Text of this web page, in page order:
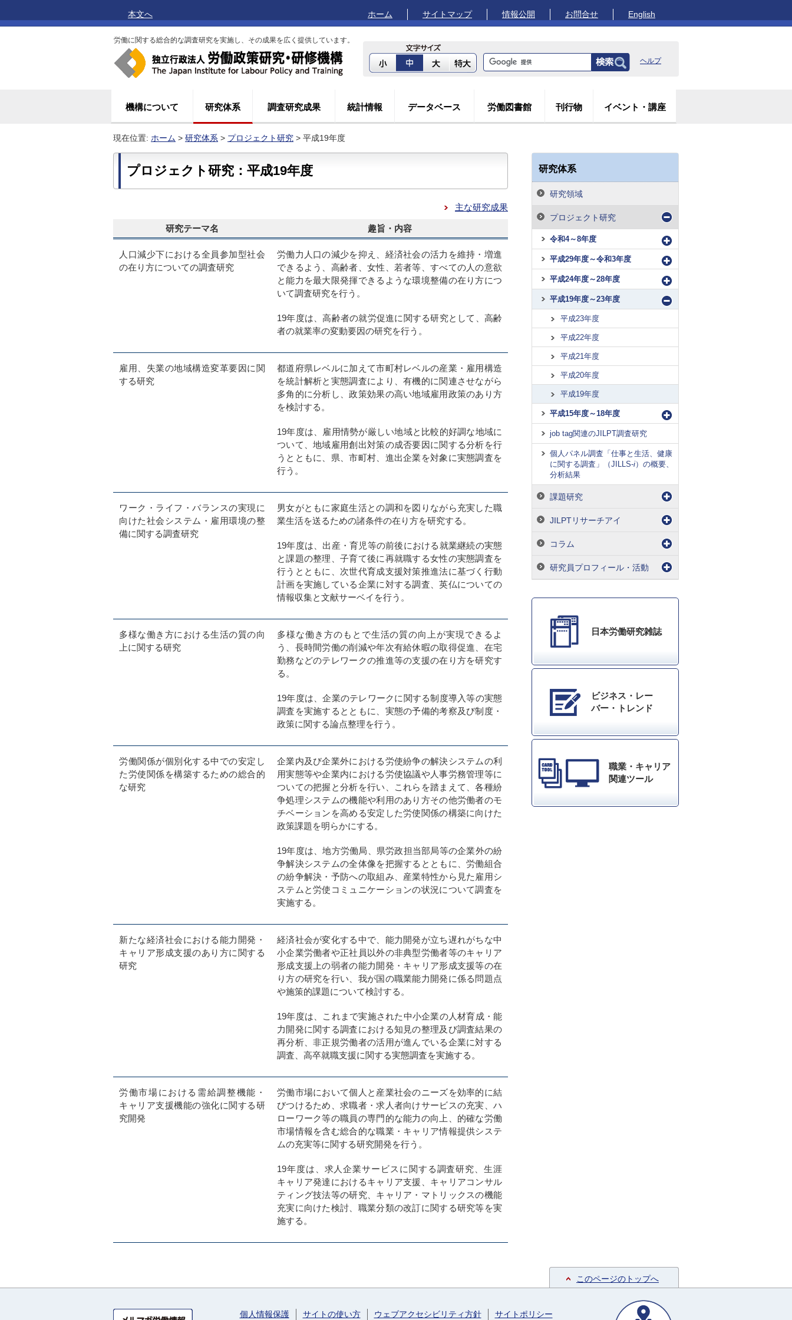
本文へ ホーム サイトマップ 情報公開 お問合せ English
労働に関する総合的な調査研究を実施し、その成果を広く提供しています。
ヘルプ
機構について 研究体系 調査研究成果 統計情報 データベース 労働図書館 刊行物 イベント・講座
現在位置: ホーム > 研究体系 > プロジェクト研究 > 平成19年度
プロジェクト研究：平成19年度
主な研究成果
研究テーマ名 趣旨・内容
人口減少下における全員参加型社会
の在り方についての調査研究
労働力人口の減少を抑え、経済社会の活力を維持・増進
できるよう、高齢者、女性、若者等、すべての人の意欲
と能力を最大限発揮できるような環境整備の在り方につ
いて調査研究を行う。
19年度は、高齢者の就労促進に関する研究として、高齢
者の就業率の変動要因の研究を行う。
雇用、失業の地域構造変革要因に関
する研究
都道府県レベルに加えて市町村レベルの産業・雇用構造
を統計解析と実態調査により、有機的に関連させながら
多角的に分析し、政策効果の高い地域雇用政策のあり方
を検討する。
19年度は、雇用情勢が厳しい地域と比較的好調な地域に
ついて、地域雇用創出対策の成否要因に関する分析を行
うとともに、県、市町村、進出企業を対象に実態調査を
行う。
ワーク・ライフ・バランスの実現に
向けた社会システム・雇用環境の整
備に関する調査研究
男女がともに家庭生活との調和を図りながら充実した職
業生活を送るための諸条件の在り方を研究する。
19年度は、出産・育児等の前後における就業継続の実態
と課題の整理、子育て後に再就職する女性の実態調査を
行うとともに、次世代育成支援対策推進法に基づく行動
計画を実施している企業に対する調査、英仏についての
情報収集と文献サーベイを行う。
多様な働き方における生活の質の向
上に関する研究
多様な働き方のもとで生活の質の向上が実現できるよ
う、長時間労働の削減や年次有給休暇の取得促進、在宅
勤務などのテレワークの推進等の支援の在り方を研究す
る。
19年度は、企業のテレワークに関する制度導入等の実態
調査を実施するとともに、実態の予備的考察及び制度・
政策に関する論点整理を行う。
労働関係が個別化する中での安定し
た労使関係を構築するための総合的
な研究
企業内及び企業外における労使紛争の解決システムの利
用実態等や企業内における労使協議や人事労務管理等に
ついての把握と分析を行い、これらを踏まえて、各種紛
争処理システムの機能や利用のあり方その他労働者のモ
チベーションを高める安定した労使関係の構築に向けた
政策課題を明らかにする。
19年度は、地方労働局、県労政担当部局等の企業外の紛
争解決システムの全体像を把握するとともに、労働組合
の紛争解決・予防への取組み、産業特性から見た雇用シ
ステムと労使コミュニケーションの状況について調査を
実施する。
新たな経済社会における能力開発・
キャリア形成支援のあり方に関する
研究
経済社会が変化する中で、能力開発が立ち遅れがちな中
小企業労働者や正社員以外の非典型労働者等のキャリア
形成支援上の弱者の能力開発・キャリア形成支援等の在
り方の研究を行い、我が国の職業能力開発に係る問題点
や施策的課題について検討する。
19年度は、これまで実施された中小企業の人材育成・能
力開発に関する調査における知見の整理及び調査結果の
再分析、非正規労働者の活用が進んでいる企業に対する
調査、高卒就職支援に関する実態調査を実施する。
労働市場における需給調整機能・
キャリア支援機能の強化に関する研
究開発
労働市場において個人と産業社会のニーズを効率的に結
びつけるため、求職者・求人者向けサービスの充実、ハ
ローワーク等の職員の専門的な能力の向上、的確な労働
市場情報を含む総合的な職業・キャリア情報提供システ
ムの充実等に関する研究開発を行う。
19年度は、求人企業サービスに関する調査研究、生涯
キャリア発達におけるキャリア支援、キャリアコンサル
ティング技法等の研究、キャリア・マトリックスの機能
充実に向けた検討、職業分類の改訂に関する研究等を実
施する。
研究体系
研究領域
プロジェクト研究
令和4～8年度
平成29年度～令和3年度
平成24年度～28年度
平成19年度～23年度
平成23年度
平成22年度
平成21年度
平成20年度
平成19年度
平成15年度～18年度
job tag関連のJILPT調査研究
個人パネル調査「仕事と生活、健康
に関する調査」（JILLS-i）の概要、
分析結果
課題研究
JILPTリサーチアイ
コラム
研究員プロフィール・活動
日本労働研究雑誌
ビジネス・レー
バー・トレンド
職業・キャリア
関連ツール
このページのトップへ
個人情報保護 サイトの使い方 ウェブアクセシビリティ方針 サイトポリシー